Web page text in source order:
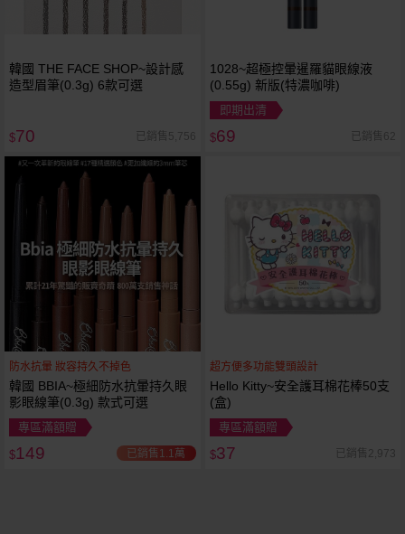
韓國 THE FACE SHOP~設計感
造型眉筆(0.3g) 6款可選
$70 已銷售5,756
1028~超極控暈暹羅貓眼線液
(0.55g) 新版(特濃咖啡)
即期出清
$69 已銷售62
防水抗暈 妝容持久不掉色
韓國 BBIA~極細防水抗暈持久眼
影眼線筆(0.3g) 款式可選
專區滿額贈
$149 已銷售1.1萬
超方便多功能雙頭設計
Hello Kitty~安全護耳棉花棒50支
(盒)
專區滿額贈
$37 已銷售2,973